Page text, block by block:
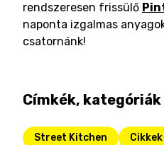
rendszeresen frissülő
naponta izgalmas
csatornánk!
Címkék, kategóriák
Street Kitchen Cikkek